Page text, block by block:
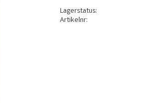
Lagerstatus
Artikelnr